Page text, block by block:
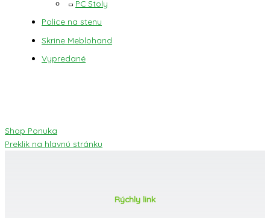
PC Stoly
Police na stenu
Skrine Meblohand
Vypredané
Shop Ponuka
Preklik na hlavnú stránku
Rýchly link